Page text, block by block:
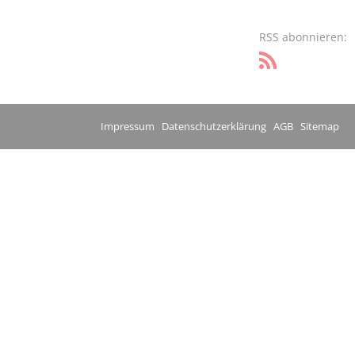
RSS abonnieren:
Impressum Datenschutzerklärung AGB Sitemap